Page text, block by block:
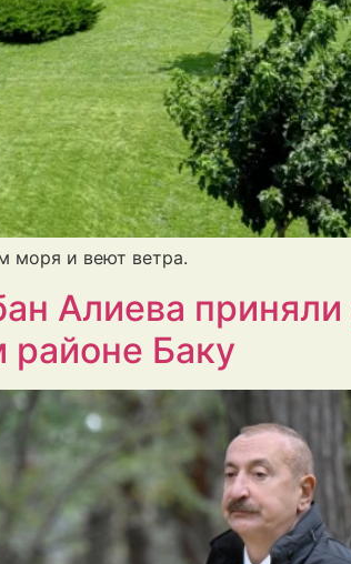
моря и веют ветра.
Алиева приняли
районе Баку